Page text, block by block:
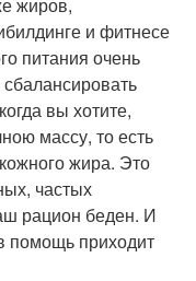
и фитнесе
питания очень
вы хотите,
массу, то есть
жира. Это
частых
рацион беден. И
помощь приходит